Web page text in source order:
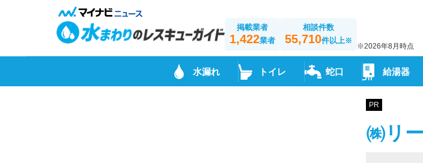
掲載業者
1,422業者
相談件数
55,710件以上※
※2026年8月時点
水漏れ トイレ 蛇口 給湯器
PR
㈱リ